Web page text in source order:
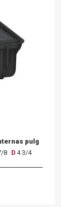
pulg
8 D 4 3/4